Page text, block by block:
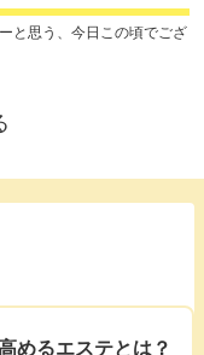
と思う、今日この頃でござ
めるエステとは？